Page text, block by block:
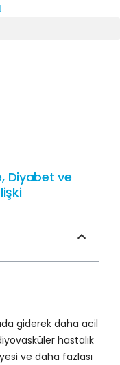
Diyabet ve
giderek daha acil
hastalık
ve daha fazlası